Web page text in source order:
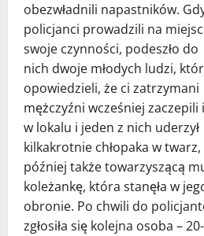
obezwładnili napastników.
policjanci prowadzili na
swoje czynności, podeszło do
nich dwoje młodych ludzi,
opowiedzieli, że ci zatrzymani
mężczyźni wcześniej zaczepili
w lokalu i jeden z nich uderzył
kilkakrotnie chłopaka w twarz,
później także towarzyszącą
koleżankę, która stanęła w
obronie. Po chwili do
zgłosiła się kolejna osoba – 20-